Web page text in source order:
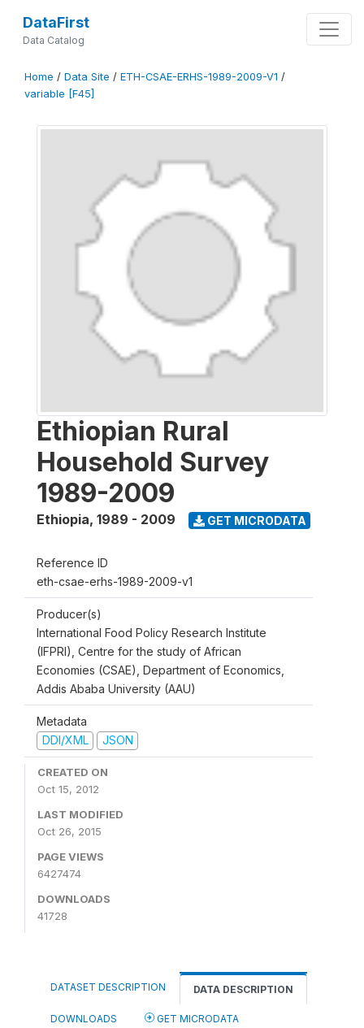
DataFirst
Data Catalog
Home / Data Site / ETH-CSAE-ERHS-1989-2009-V1 /
variable [F45]
Ethiopian Rural
Household Survey
1989-2009
Ethiopia, 1989 - 2009 GET MICRODATA
Reference ID
eth-csae-erhs-1989-2009-v1
Producer(s)
International Food Policy Research Institute
(IFPRI), Centre for the study of African
Economies (CSAE), Department of Economics,
Addis Ababa University (AAU)
Metadata
DDI/XML
JSON
CREATED ON
Oct 15, 2012
LAST MODIFIED
Oct 26, 2015
PAGE VIEWS
6427474
DOWNLOADS
41728
DATASET DESCRIPTION DATA DESCRIPTION
DOWNLOADS GET MICRODATA